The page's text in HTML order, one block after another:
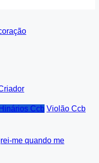
Hinários Ccb Violão Ccb